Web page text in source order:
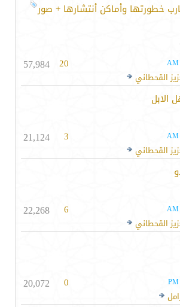
خطورتها وأماكن أنتشارها + صور
القحطاني
20
57,984
الابل
القحطاني
3
21,124
القحطاني
6
22,268
0
20,072